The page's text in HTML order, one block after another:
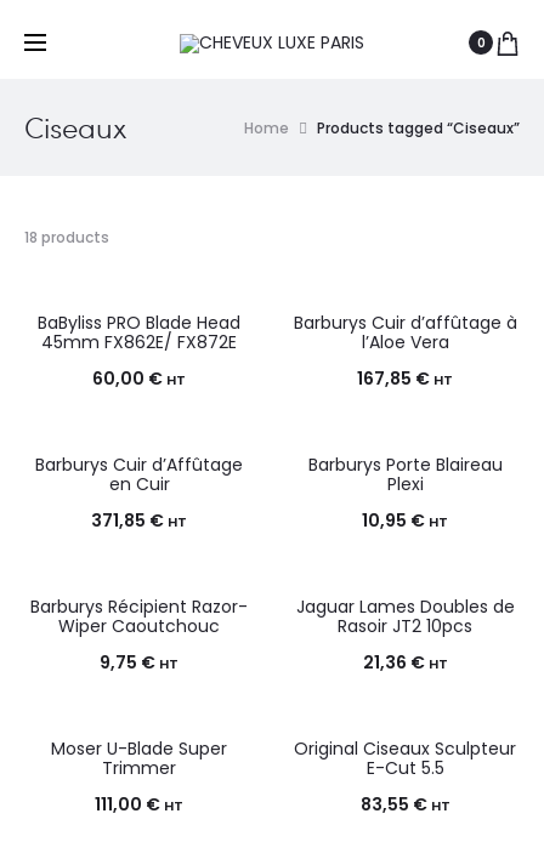
0
Ciseaux Home Products tagged “Ciseaux”
18 products
BaByliss PRO Blade Head
45mm FX862E/ FX872E
60,00 € HT
Barburys Cuir d’affûtage à
l’Aloe Vera
167,85 € HT
Barburys Cuir d’Affûtage
en Cuir
371,85 € HT
Barburys Porte Blaireau
Plexi
10,95 € HT
Barburys Récipient Razor-
Wiper Caoutchouc
9,75 € HT
Jaguar Lames Doubles de
Rasoir JT2 10pcs
21,36 € HT
Moser U-Blade Super
Trimmer
111,00 € HT
Original Ciseaux Sculpteur
E-Cut 5.5
83,55 € HT